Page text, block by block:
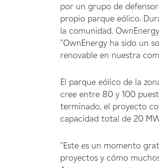
por un grupo de
propio parque eólico.
la comunidad.
"OwnEnergy ha sido un
renovable en nuestra
El parque eólico de la
cree entre 80 y 100
terminado, el proyecto
capacidad total de 20
"Este es un momento
proyectos y cómo